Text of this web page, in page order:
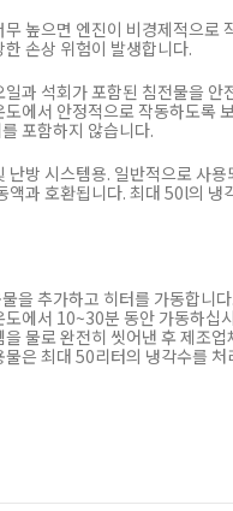
무 높으면 엔진이 비경제적으로
손상 위험이 발생합니다.
일과 석회가 포함된 침전물을 안
도에서 안정적으로 작동하도록
포함하지 않습니다.
난방 시스템용. 일반적으로 사
액과 호환됩니다. 최대 50l의 냉
을 추가하고 히터를 가동합니
도에서 10~30분 동안 가동하십
물로 완전히 씻어낸 후 제조
물은 최대 50리터의 냉각수를 처